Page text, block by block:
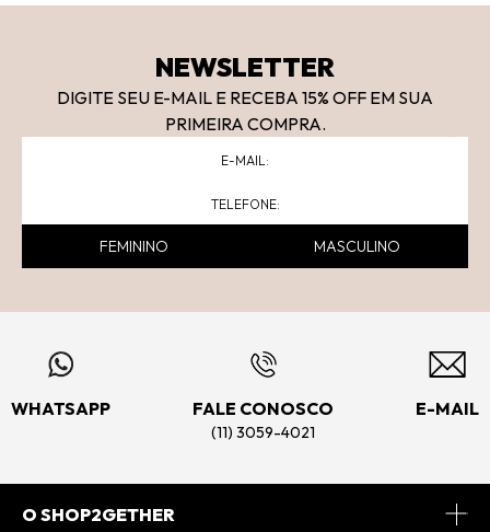
NEWSLETTER
DIGITE SEU E-MAIL E RECEBA 15% OFF EM SUA
PRIMEIRA COMPRA.
FEMININO MASCULINO
WHATSAPP FALE CONOSCO
(11) 3059-4021
E-MAIL
O SHOP2GETHER